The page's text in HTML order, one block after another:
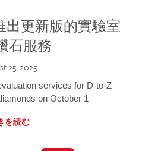
出更新版的實驗室
石服務
25, 2025
services for D-to-Z
on October 1
を読む